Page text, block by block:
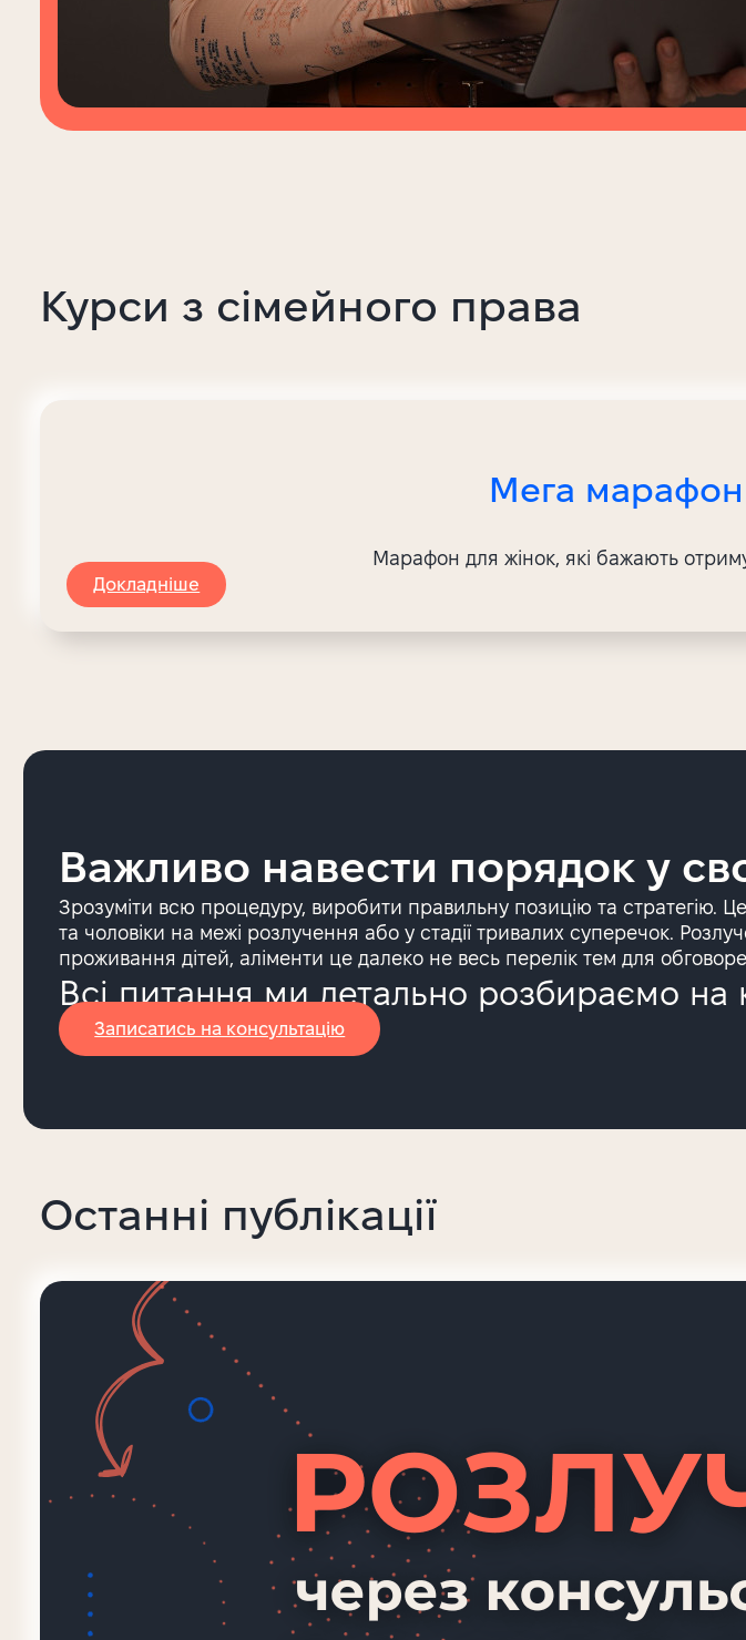
Курси з сімейного права
Мега марафон
Марафон для жінок, які бажають
Докладніше
Важливо навести порядок у
Зрозуміти всю процедуру, виробити правильну позицію та стратегію.
та чоловіки на межі розлучення або у стадії тривалих суперечок.
проживання дітей, аліменти це далеко не весь перелік тем для
Всі питання ми детально розбираємо на
Записатись на консультацію
Останні публікації